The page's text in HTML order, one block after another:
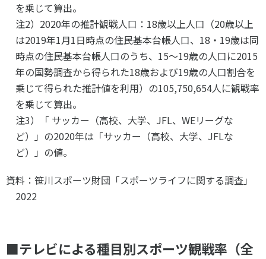
を乗じて算出。
注2）2020年の推計観戦人口：18歳以上人口（20歳以上
は2019年1月1日時点の住民基本台帳人口、18・19歳は同
時点の住民基本台帳人口のうち、15～19歳の人口に2015
年の国勢調査から得られた18歳および19歳の人口割合を
乗じて得られた推計値を利用）の105,750,654人に観戦率
を乗じて算出。
注3）「 サッカー（高校、大学、JFL、WEリーグな
ど）」の2020年は「サッカー（高校、大学、JFLな
ど）」の値。
資料：笹川スポーツ財団「スポーツライフに関する調査」
2022
■テレビによる種目別スポーツ観戦率（全